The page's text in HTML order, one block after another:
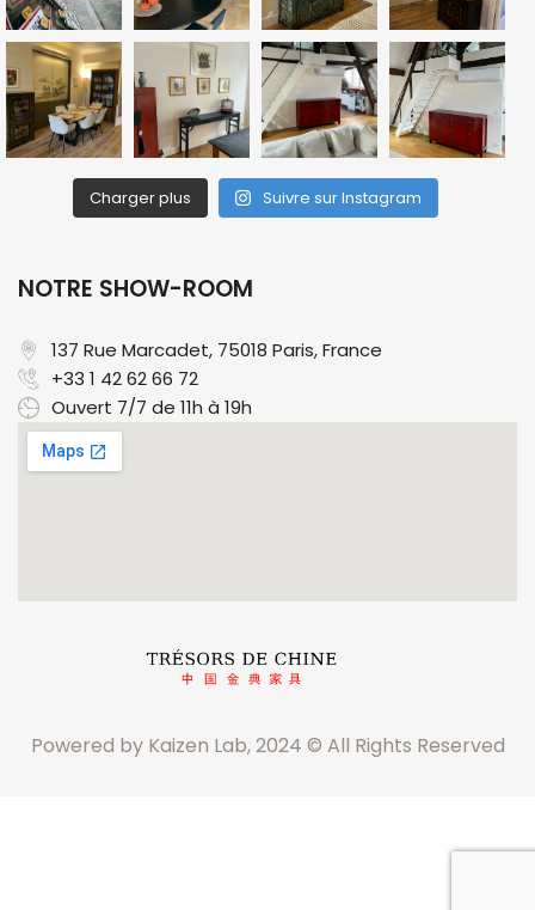
Charger plus Suivre sur Instagram
NOTRE SHOW-ROOM
137 Rue Marcadet, 75018 Paris, France​
+33 1 42 62 66 72
Ouvert 7/7 de 11h à 19h
Powered by Kaizen Lab, 2024 © All Rights Reserved